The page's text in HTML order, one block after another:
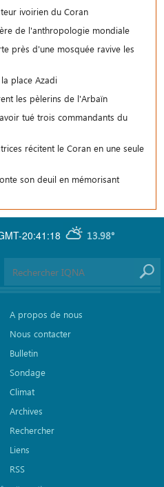
ivoirien du Coran
de l'anthropologie mondiale
près d'une mosquée ravive les
place Azadi
les pèlerins de l'Arbaïn
tué trois commandants du
récitent le Coran en une seule
son deuil en mémorisant
20:41:18 13.98°
A propos de nous
Nous contacter
Bulletin
Sondage
Climat
Archives
Rechercher
Liens
RSS